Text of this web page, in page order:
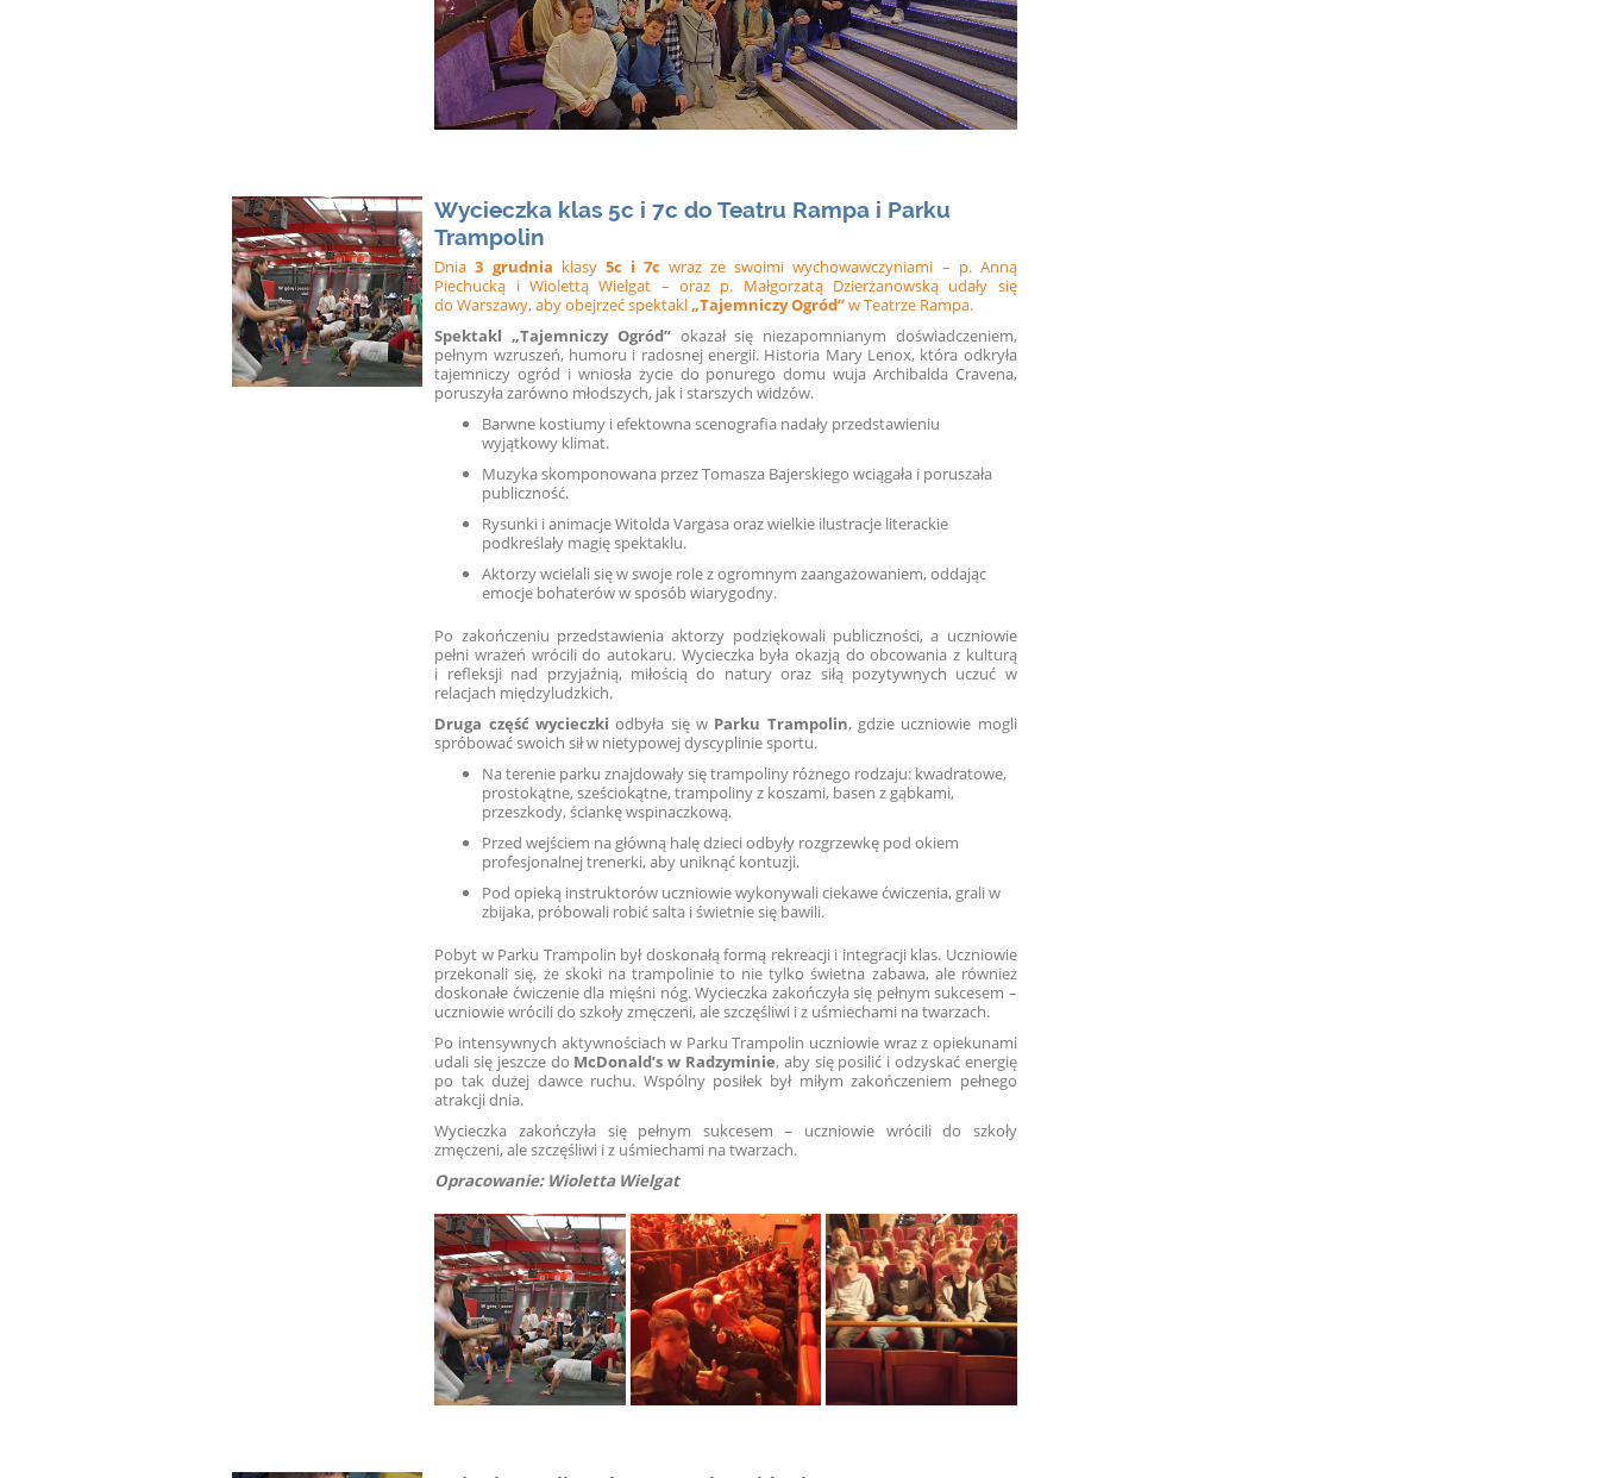
Wycieczka klas 5c i 7c do Teatru Rampa i Parku
Trampolin
Dnia3 grudnia klasy 5c i 7c wraz ze swoimi wychowawczyniami – p. Anną
Piechucką i Wiolettą Wielgat – oraz p. Małgorzatą Dzierżanowską udały się
do Warszawy, aby obejrzeć spektakl„Tajemniczy Ogród”w Teatrze Rampa.
Spektakl „Tajemniczy Ogród”okazał się niezapomnianym doświadczeniem,
pełnym wzruszeń, humoru i radosnej energii. Historia Mary Lenox, która odkryła
tajemniczy ogród i wniosła życie do ponurego domu wuja Archibalda Cravena,
poruszyła zarówno młodszych, jak i starszych widzów.
Barwne kostiumy i efektowna scenografia nadały przedstawieniu
wyjątkowy klimat.
Muzyka skomponowana przez Tomasza Bajerskiego wciągała i poruszała
publiczność.
Rysunki i animacje Witolda Vargasa oraz wielkie ilustracje literackie
podkreślały magię spektaklu.
Aktorzy wcielali się w swoje role z ogromnym zaangażowaniem, oddając
emocje bohaterów w sposób wiarygodny.
Po zakończeniu przedstawienia aktorzy podziękowali publiczności, a uczniowie
pełni wrażeń wrócili do autokaru. Wycieczka była okazją do obcowania z kulturą
i refleksji nad przyjaźnią, miłością do natury oraz siłą pozytywnych uczuć w
relacjach międzyludzkich.
Druga część wycieczki odbyła się w Parku Trampolin, gdzie uczniowie mogli
spróbować swoich sił w nietypowej dyscyplinie sportu.
Na terenie parku znajdowały się trampoliny różnego rodzaju: kwadratowe,
prostokątne, sześciokątne, trampoliny z koszami, basen z gąbkami,
przeszkody, ściankę wspinaczkową.
Przed wejściem na główną halę dzieci odbyły rozgrzewkę pod okiem
profesjonalnej trenerki, aby uniknąć kontuzji.
Pod opieką instruktorów uczniowie wykonywali ciekawe ćwiczenia, grali w
zbijaka, próbowali robić salta i świetnie się bawili.
Pobyt w Parku Trampolin był doskonałą formą rekreacji i integracji klas. Uczniowie
przekonali się, że skoki na trampolinie to nie tylko świetna zabawa, ale również
doskonałe ćwiczenie dla mięśni nóg. Wycieczka zakończyła się pełnym sukcesem –
uczniowie wrócili do szkoły zmęczeni, ale szczęśliwi i z uśmiechami na twarzach.
Po intensywnych aktywnościach w Parku Trampolin uczniowie wraz z opiekunami
udali się jeszcze do McDonald’s w Radzyminie, aby się posilić i odzyskać energię
po tak dużej dawce ruchu. Wspólny posiłek był miłym zakończeniem pełnego
atrakcji dnia.
Wycieczka zakończyła się pełnym sukcesem – uczniowie wrócili do szkoły
zmęczeni, ale szczęśliwi i z uśmiechami na twarzach.
Opracowanie: Wioletta Wielgat